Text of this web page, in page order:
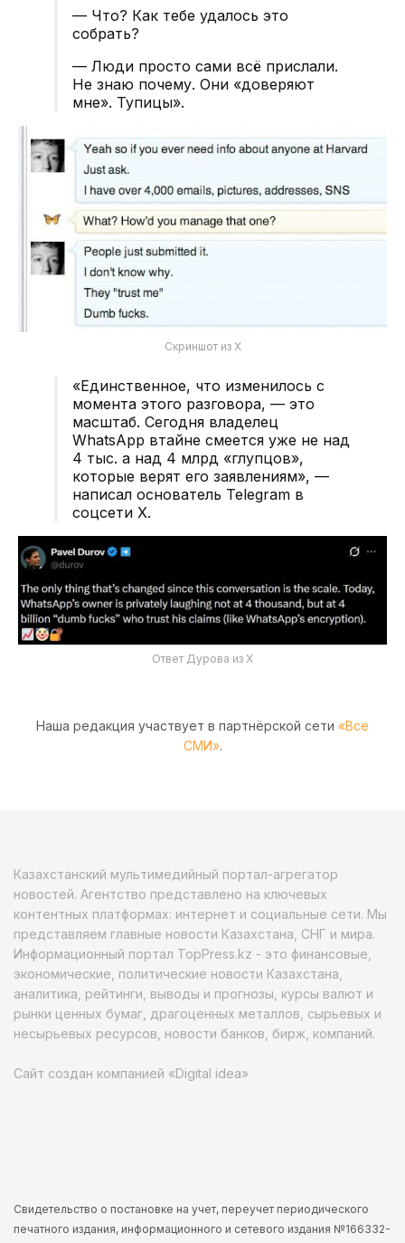
— Что? Как тебе удалось это
собрать?
— Люди просто сами всё прислали.
Не знаю почему. Они «доверяют
мне». Тупицы».
Скриншот из X
«Единственное, что изменилось с
момента этого разговора, — это
масштаб. Сегодня владелец
WhatsApp втайне смеется уже не над
4 тыс. а над 4 млрд «глупцов»,
которые верят его заявлениям», —
написал основатель Telegram в
соцсети X.
Ответ Дурова из Х
Наша редакция участвует в партнёрской сети «Все
СМИ».
Казахстанский мультимедийный портал-агрегатор
новостей. Агентство представлено на ключевых
контентных платформах: интернет и социальные сети. Мы
представляем главные новости Казахстана, СНГ и мира.
Информационный портал TopPress.kz - это финансовые,
экономические, политические новости Казахстана,
аналитика, рейтинги, выводы и прогнозы, курсы валют и
рынки ценных бумаг, драгоценных металлов, сырьевых и
несырьевых ресурсов, новости банков, бирж, компаний.
Сайт создан компанией «Digital idea»
Свидетельство о постановке на учет, переучет периодического
печатного издания, информационного и сетевого издания №166332-